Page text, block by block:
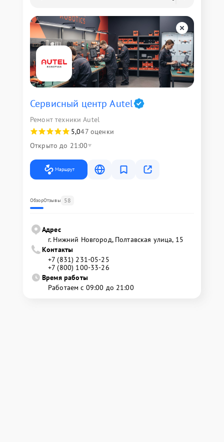
Сервисный центр Autel
Ремонт техники Autel
5,047 оценки
Открыто до 21:00
Маршрут
ОбзорОтзывы 58
Адрес
г. Нижний Новгород, Полтавская улица, 15
Контакты
+7 (831) 231-05-25
+7 (800) 100-33-26
Время работы
Работаем с 09:00 до 21:00